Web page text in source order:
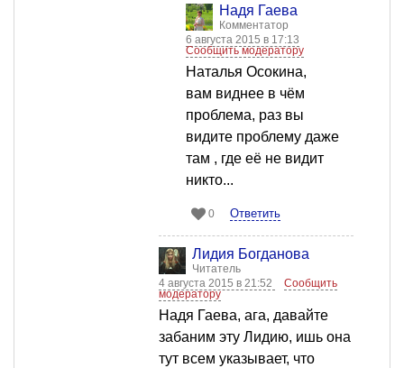
Надя Гаева
Комментатор
6 августа 2015 в 17:13
Сообщить модератору
Наталья Осокина,
вам виднее в чём
проблема, раз вы
видите проблему даже
там , где её не видит
никто...
0 Ответить
Лидия Богданова
Читатель
4 августа 2015 в 21:52
Сообщить
модератору
Надя Гаева, ага, давайте
забаним эту Лидию, ишь она
тут всем указывает, что